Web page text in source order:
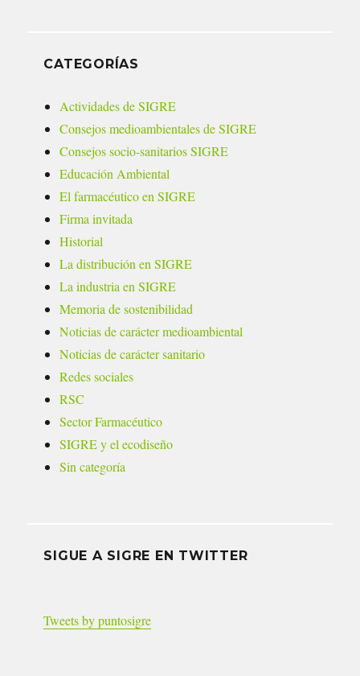
CATEGORÍAS
Actividades de SIGRE
Consejos medioambientales de SIGRE
Consejos socio-sanitarios SIGRE
Educación Ambiental
El farmacéutico en SIGRE
Firma invitada
Historial
La distribución en SIGRE
La industria en SIGRE
Memoria de sostenibilidad
Noticias de carácter medioambiental
Noticias de carácter sanitario
Redes sociales
RSC
Sector Farmacéutico
SIGRE y el ecodiseño
Sin categoría
SIGUE A SIGRE EN TWITTER
Tweets by puntosigre